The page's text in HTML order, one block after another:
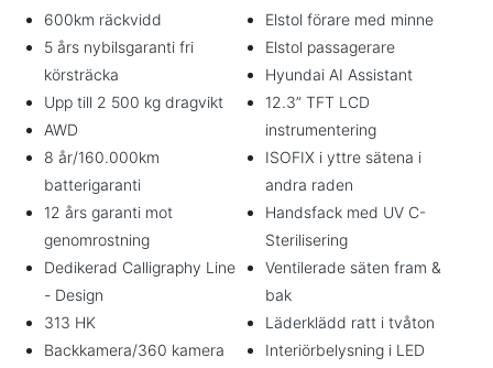
600km räckvidd
5 års nybilsgaranti fri
körsträcka
Upp till 2 500 kg dragvikt
AWD
8 år/160.000km
batterigaranti
12 års garanti mot
genomrostning
Dedikerad Calligraphy Line
- Design
313 HK
Backkamera/360 kamera
Elstol förare med minne
Elstol passagerare
Hyundai AI Assistant
12.3” TFT LCD
instrumentering
ISOFIX i yttre sätena i
andra raden
Handsfack med UV C-
Sterilisering
Ventilerade säten fram &
bak
Läderklädd ratt i tvåton
Interiörbelysning i LED